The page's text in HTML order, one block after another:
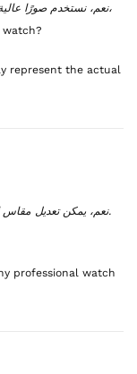
نعم، نستخدم صورًا عالية الجودة تعكس المنتج الفعلي بأكبر قدر ممكن من الدقة،
represent the actual
نعم، يمكن تعديل مقاس الأساور المعدنية بسهولة لدى أي محل ساعات متخصص.
professional watch